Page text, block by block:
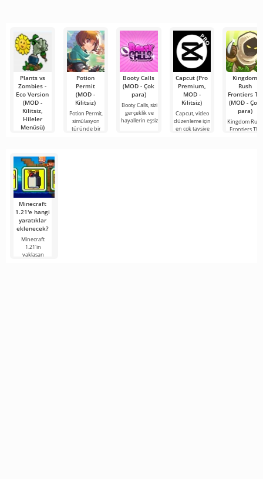
sağlayan
Plants vs
Zombies -
Eco Version
(MOD -
Kilitsiz,
Hileler
Menüsü)
bir
Potion
Permit
(MOD -
Kilitsiz)
Potion Permit,
simülasyon
türünde bir
Booty Calls
(MOD - Çok
para)
Booty Calls, sizi
gerçeklik ve
hayallerin eşsiz
Capcut (Pro
Premium,
MOD -
Kilitsiz)
Capcut, video
düzenleme için
en çok tavsiye
Kingdom
Rush
Frontiers TD
(MOD - Çok
para)
Kingdom
Frontiers TD,
Minecraft
1.21'e hangi
yaratıklar
eklenecek?
Minecraft
1.21'in
yaklaşan